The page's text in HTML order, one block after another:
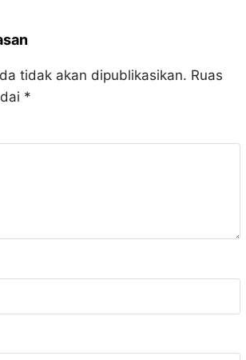
tidak akan dipublikasikan. Ruas
*